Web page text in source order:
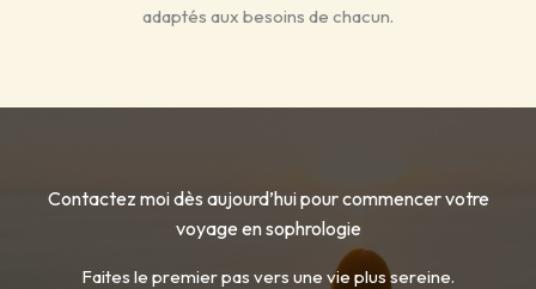
adaptés aux besoins de chacun.
Contactez moi dès aujourd’hui pour commencer votre
voyage en sophrologie
Faites le premier pas vers une vie plus sereine.